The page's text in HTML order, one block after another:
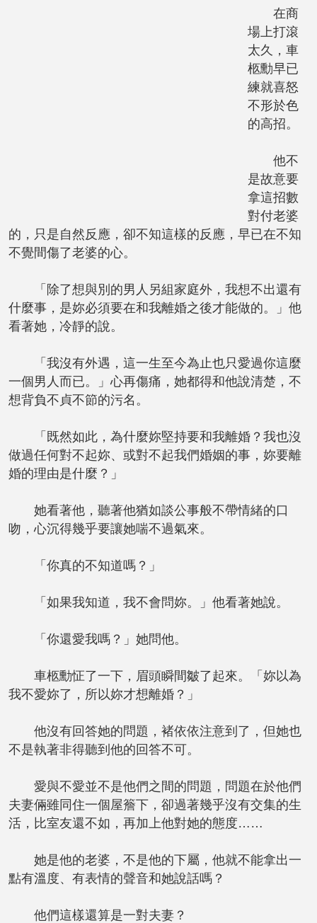
在商
場上打滾
太久，車
柩勳早已
練就喜怒
不形於色
的高招。
他不
是故意要
拿這招數
對付老婆
的，只是自然反應，卻不知這樣的反應，早已在不知
不覺間傷了老婆的心。
「除了想與別的男人另組家庭外，我想不出還有
什麼事，是妳必須要在和我離婚之後才能做的。」他
看著她，冷靜的說。
「我沒有外遇，這一生至今為止也只愛過你這麼
一個男人而已。」心再傷痛，她都得和他說清楚，不
想背負不貞不節的污名。
「既然如此，為什麼妳堅持要和我離婚？我也沒
做過任何對不起妳、或對不起我們婚姻的事，妳要離
婚的理由是什麼？」
她看著他，聽著他猶如談公事般不帶情緒的口
吻，心沉得幾乎要讓她喘不過氣來。
「你真的不知道嗎？」
「如果我知道，我不會問妳。」他看著她說。
「你還愛我嗎？」她問他。
車柩勳怔了一下，眉頭瞬間皺了起來。「妳以為
我不愛妳了，所以妳才想離婚？」
他沒有回答她的問題，褚依依注意到了，但她也
不是執著非得聽到他的回答不可。
愛與不愛並不是他們之間的問題，問題在於他們
夫妻倆雖同住一個屋簷下，卻過著幾乎沒有交集的生
活，比室友還不如，再加上他對她的態度……
她是他的老婆，不是他的下屬，他就不能拿出一
點有溫度、有表情的聲音和她說話嗎？
他們這樣還算是一對夫妻？